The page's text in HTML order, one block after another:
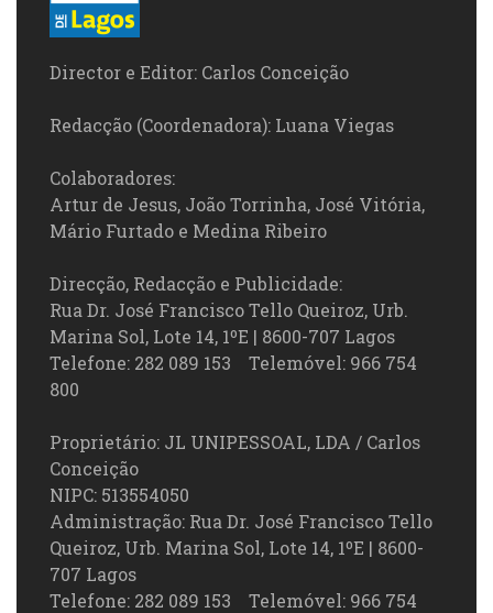
Director e Editor: Carlos Conceição
Redacção (Coordenadora): Luana Viegas
Colaboradores:
Artur de Jesus, João Torrinha, José Vitória,
Mário Furtado e Medina Ribeiro
Direcção, Redacção e Publicidade:
Rua Dr. José Francisco Tello Queiroz, Urb.
Marina Sol, Lote 14, 1ºE | 8600-707 Lagos
Telefone: 282 089 153 Telemóvel: 966 754
800
Proprietário: JL UNIPESSOAL, LDA / Carlos
Conceição
NIPC: 513554050
Administração: Rua Dr. José Francisco Tello
Queiroz, Urb. Marina Sol, Lote 14, 1ºE | 8600-
707 Lagos
Telefone: 282 089 153 Telemóvel: 966 754